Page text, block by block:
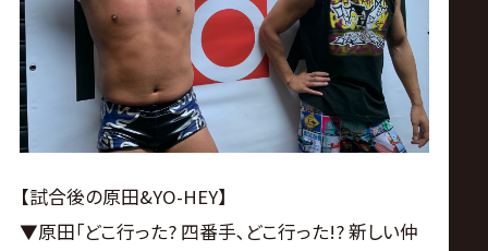
【試合後の原田&YO-HEY】
▼原田｢どこ行った? 四番手､どこ行った!? 新しい仲